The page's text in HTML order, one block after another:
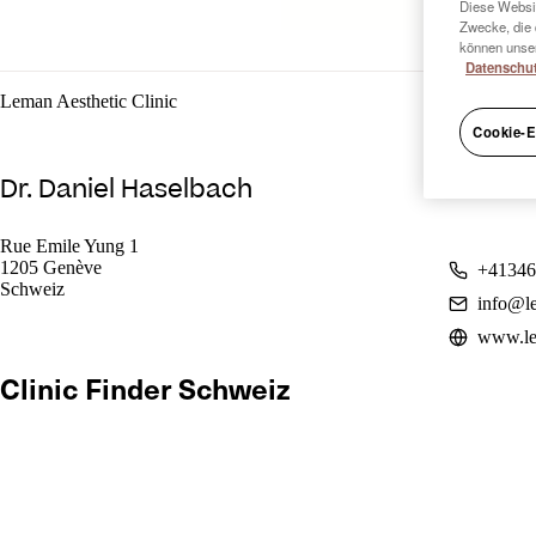
Leman Aesthetic Clinic
Dr. Daniel Haselbach
Rue Emile Yung 1
1205 Genève
Schweiz
Clinic Finder Schweiz
Diese
Zwecke, die
können
Cookie-